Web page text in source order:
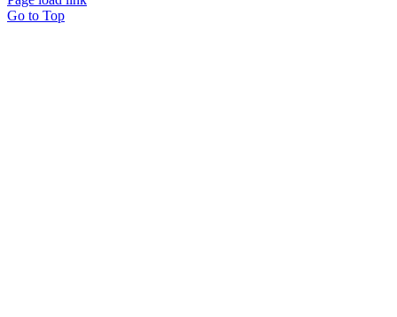
Go to Top